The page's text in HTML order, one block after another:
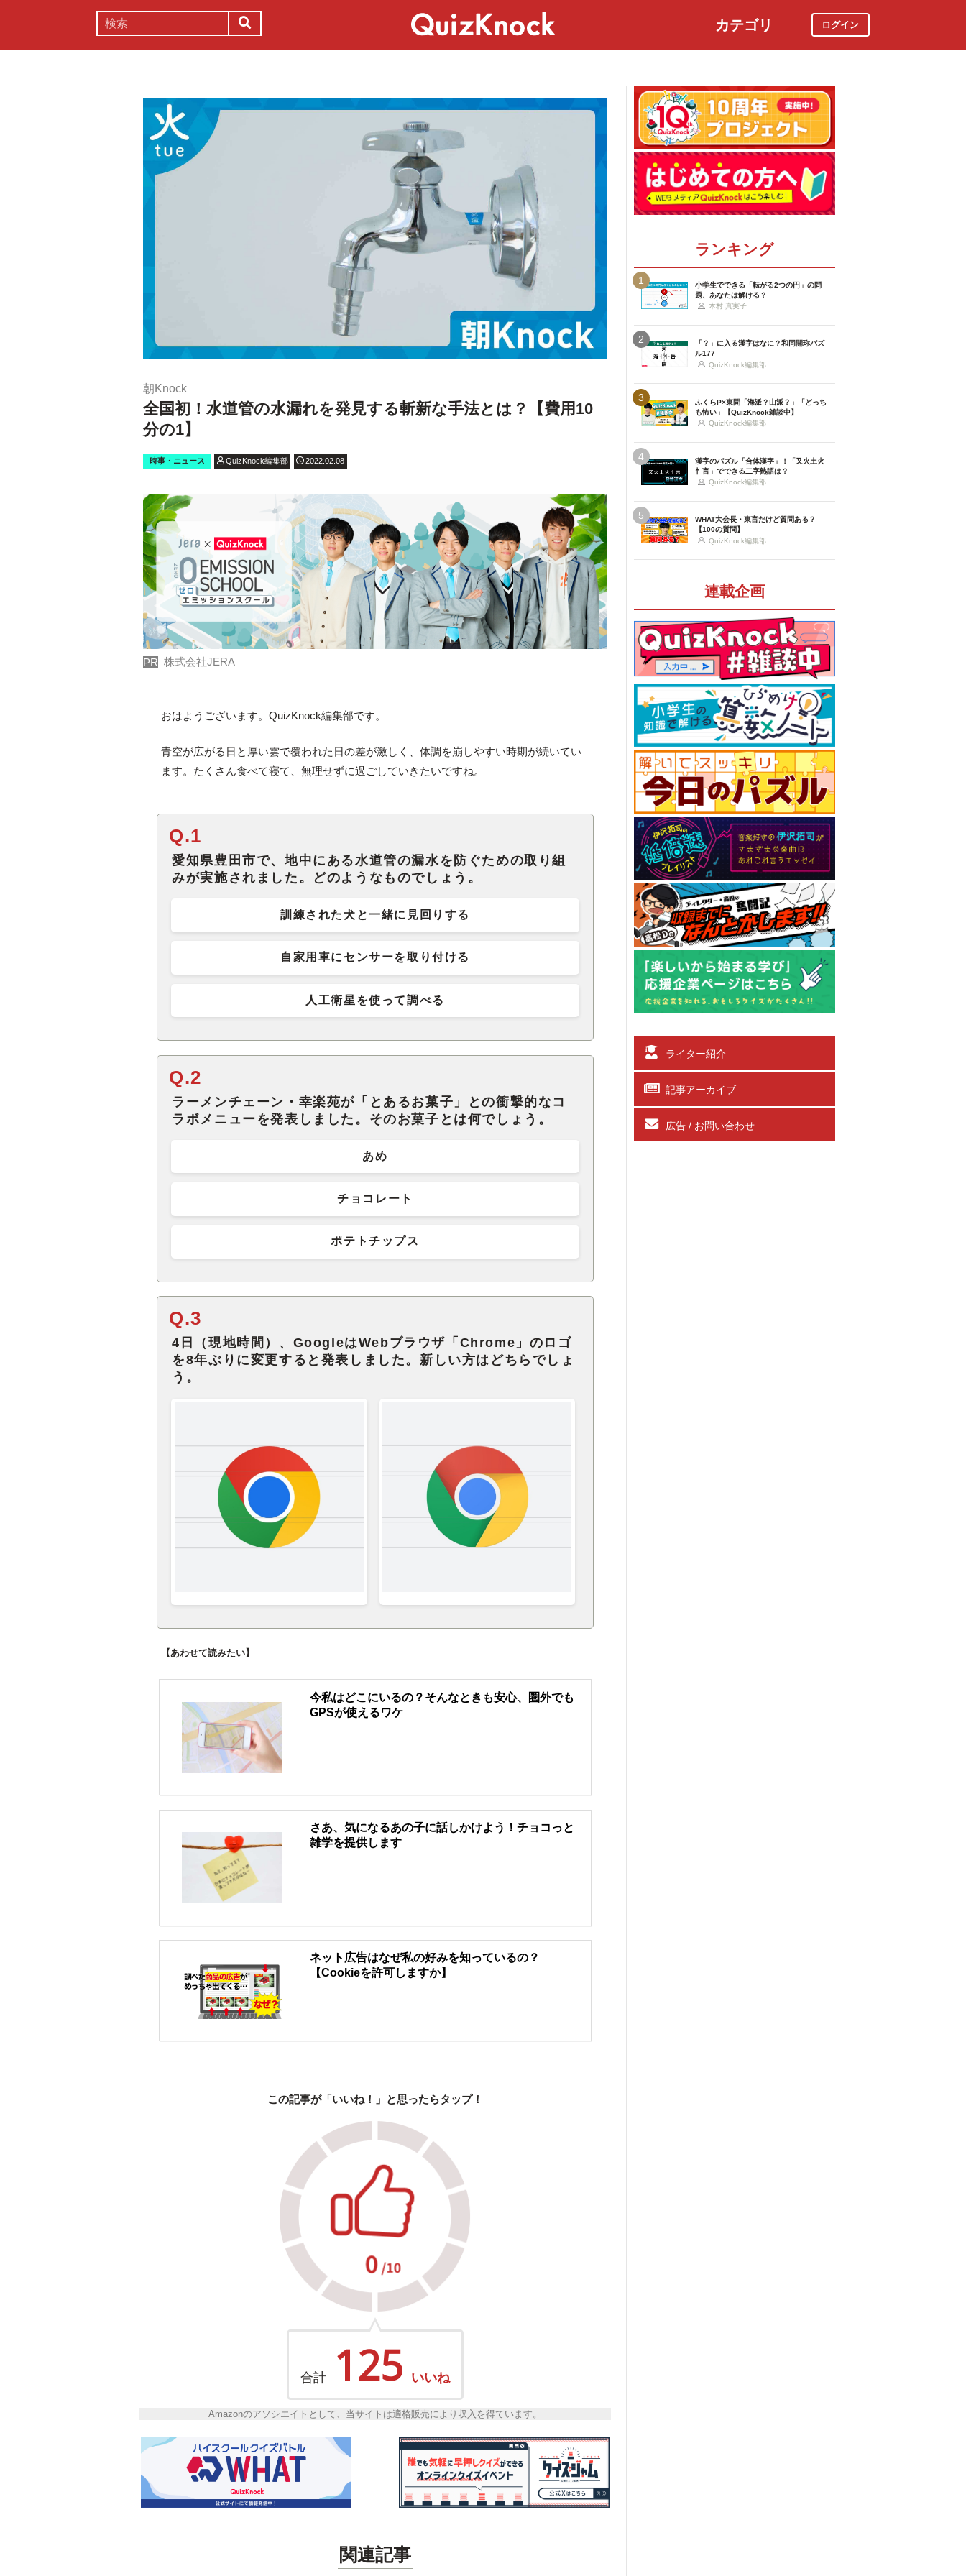
カテゴリ ログイン
朝Knock
全国初！水道管の水漏れを発見する斬新な手法とは？【費用10
分の1】
時事・ニュース QuizKnock編集部 2022.02.08
PR 株式会社JERA
おはようございます。QuizKnock編集部です。
青空が広がる日と厚い雲で覆われた日の差が激しく、体調を崩しやすい時期が続いてい
ます。たくさん食べて寝て、無理せずに過ごしていきたいですね。
Q.1
愛知県豊田市で、地中にある水道管の漏水を防ぐための取り組
みが実施されました。どのようなものでしょう。
訓練された犬と一緒に見回りする
自家用車にセンサーを取り付ける
人工衛星を使って調べる
Q.2
ラーメンチェーン・幸楽苑が「とあるお菓子」との衝撃的なコ
ラボメニューを発表しました。そのお菓子とは何でしょう。
あめ
チョコレート
ポテトチップス
Q.3
4日（現地時間）、GoogleはWebブラウザ「Chrome」のロゴ
を8年ぶりに変更すると発表しました。新しい方はどちらでしょ
う。
【あわせて読みたい】
今私はどこにいるの？そんなときも安心、圏外でも
GPSが使えるワケ
さあ、気になるあの子に話しかけよう！チョコっと
雑学を提供します
ネット広告はなぜ私の好みを知っているの？
【Cookieを許可しますか】
この記事が「いいね！」と思ったらタップ！
合計 125 いいね
Amazonのアソシエイトとして、当サイトは適格販売により収入を得ています。
関連記事
ランキング
1
小学生でできる「転がる2つの円」の問
題、あなたは解ける？
木村 真実子
2
「？」に入る漢字はなに？和同開珎パズ
ル177
QuizKnock編集部
3
ふくらP×東問「海派？山派？」「どっち
も怖い」【QuizKnock雑談中】
QuizKnock編集部
4
漢字のパズル「合体漢字」！「又火土火
忄言」でできる二字熟語は？
QuizKnock編集部
5
WHAT大会長・東言だけど質問ある？
【100の質問】
QuizKnock編集部
連載企画
ライター紹介
記事アーカイブ
広告 / お問い合わせ